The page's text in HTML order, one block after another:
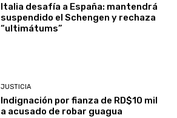
Italia desafía a España: mantendrá
suspendido el Schengen y rechaza
“ultimátums”
JUSTICIA
Indignación por fianza de RD$10 mil
a acusado de robar guagua